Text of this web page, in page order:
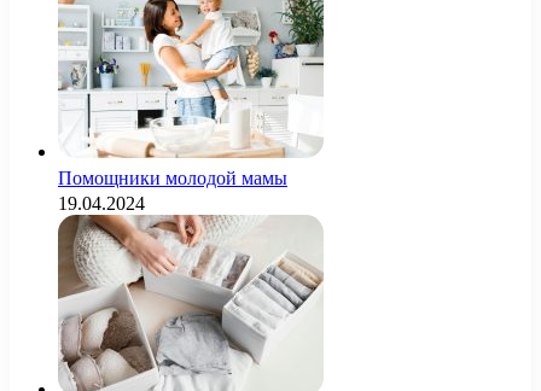
Помощники молодой мамы
19.04.2024